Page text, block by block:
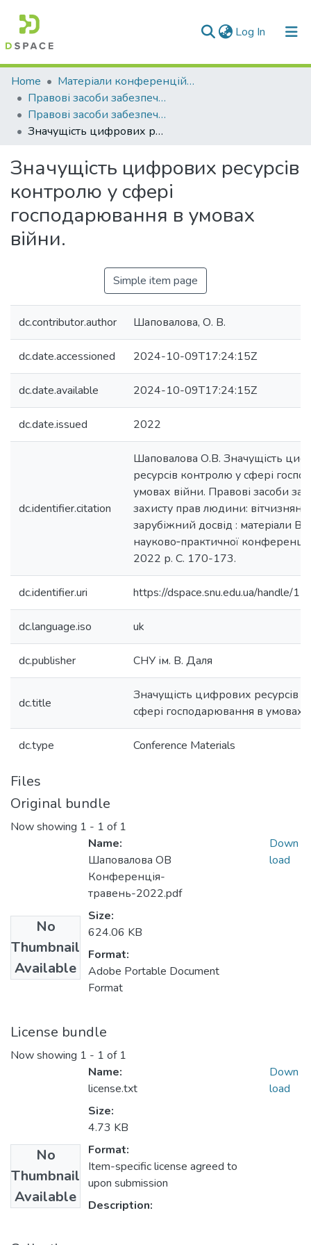
Log In (current)
Communities & Collections
All of DSpace
Statistics
Home
Матеріали конференцій та семінарів
Правові засоби забезпечення та захисту прав людини : вітчизняний та зарубіжний досвід
Правові засоби забезпечення та захисту прав людини : вітчизняний та зарубіжний досвід (2022)
Значущість цифрових ресурсів контролю у сфері господарювання в умовах війни.
Значущість цифрових ресурсів
контролю у сфері
господарювання в умовах
війни.
Simple item page
dc.contributor.author Шаповалова, О. В.
dc.date.accessioned 2024-10-09T17:24:15Z
dc.date.available 2024-10-09T17:24:15Z
dc.date.issued 2022
dc.identifier.citation
Шаповалова О.В. Значущість
ресурсів контролю у сфері
умовах війни. Правові засоби
захисту прав людини:
зарубіжний досвід : матерiали
науково‐практичної
2022 р. С. 170-173.
dc.identifier.uri https://dspace.snu.edu.ua/handle/
dc.language.iso uk
dc.publisher СНУ ім. В. Даля
dc.title
Значущість цифрових ресурсів
сфері господарювання в умовах
dc.type Conference Materials
Files
Original bundle
Now showing 1 - 1 of 1
No
Thumbnail
Available
Name:
Шаповалова ОВ
Конференція-
травень-2022.pdf
Size:
624.06 KB
Format:
Adobe Portable Document
Format
Down
load
License bundle
Now showing 1 - 1 of 1
No
Thumbnail
Available
Name:
license.txt
Size:
4.73 KB
Format:
Item-specific license agreed to
upon submission
Description:
Down
load